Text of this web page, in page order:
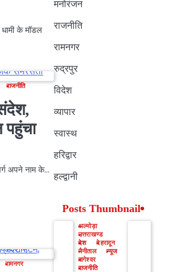
के मॉडल
राजनीति
पहुंचा
अपने नाम के…
रामनगर
मनोरंजन
राजनीति
रामनगर
रुद्रपुर
विदेश
व्यापार
स्वास्थ
हरिद्वार
हल्द्वानी
Posts Thumbnail
अल्मोड़ा
उत्तराखण्ड
देश
देहरादून
नैनीताल
न्यूज
बागेश्वर
राजनीति